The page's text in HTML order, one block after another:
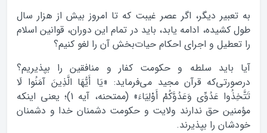
به تعبیر دیگر، اگر عصر غیبت که تا امروز بیش از هزار سال
طول کشیده، ادامه یابد، باید در تمام این دوران، قوانین اسلام
را تعطیل و اجرای احکام حیات‌بخش آن را لغو کنیم؟
آیا باید سلطه و حکومت کفار و منافقین را بپذیریم؟
درصورتی‌که قرآن مجید می‌فرماید: «يَا أَيُّهَا الَّذِينَ آمَنُوا لَا
تَتَّخِذُوا عَدُوِّي وَعَدُوَّكُمْ أَوْلِيَاءَ» (ممتحنه، آیه 1)؛ یعنی اینکه
مؤمنین حق ندارند ولایت و حکومت دشمنان خدا و دشمنان
خودشان را بپذیرند.